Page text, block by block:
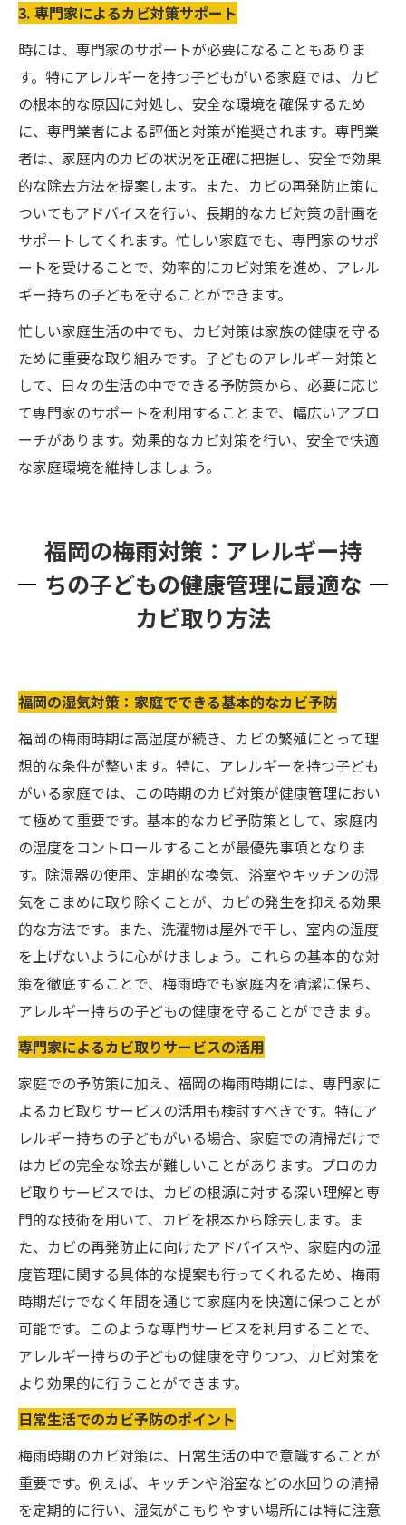
3. 専門家によるカビ対策サポート
時には、専門家のサポートが必要になることもありま
す。特にアレルギーを持つ子どもがいる家庭では、カビ
の根本的な原因に対処し、安全な環境を確保するため
に、専門業者による評価と対策が推奨されます。専門業
者は、家庭内のカビの状況を正確に把握し、安全で効果
的な除去方法を提案します。また、カビの再発防止策に
ついてもアドバイスを行い、長期的なカビ対策の計画を
サポートしてくれます。忙しい家庭でも、専門家のサポ
ートを受けることで、効率的にカビ対策を進め、アレル
ギー持ちの子どもを守ることができます。
忙しい家庭生活の中でも、カビ対策は家族の健康を守る
ために重要な取り組みです。子どものアレルギー対策と
して、日々の生活の中でできる予防策から、必要に応じ
て専門家のサポートを利用することまで、幅広いアプロ
ーチがあります。効果的なカビ対策を行い、安全で快適
な家庭環境を維持しましょう。
福岡の梅雨対策：アレルギー持
ちの子どもの健康管理に最適な
カビ取り方法
福岡の湿気対策：家庭でできる基本的なカビ予防
福岡の梅雨時期は高湿度が続き、カビの繁殖にとって理
想的な条件が整います。特に、アレルギーを持つ子ども
がいる家庭では、この時期のカビ対策が健康管理におい
て極めて重要です。基本的なカビ予防策として、家庭内
の湿度をコントロールすることが最優先事項となりま
す。除湿器の使用、定期的な換気、浴室やキッチンの湿
気をこまめに取り除くことが、カビの発生を抑える効果
的な方法です。また、洗濯物は屋外で干し、室内の湿度
を上げないように心がけましょう。これらの基本的な対
策を徹底することで、梅雨時でも家庭内を清潔に保ち、
アレルギー持ちの子どもの健康を守ることができます。
専門家によるカビ取りサービスの活用
家庭での予防策に加え、福岡の梅雨時期には、専門家に
よるカビ取りサービスの活用も検討すべきです。特にア
レルギー持ちの子どもがいる場合、家庭での清掃だけで
はカビの完全な除去が難しいことがあります。プロのカ
ビ取りサービスでは、カビの根源に対する深い理解と専
門的な技術を用いて、カビを根本から除去します。ま
た、カビの再発防止に向けたアドバイスや、家庭内の湿
度管理に関する具体的な提案も行ってくれるため、梅雨
時期だけでなく年間を通じて家庭内を快適に保つことが
可能です。このような専門サービスを利用することで、
アレルギー持ちの子どもの健康を守りつつ、カビ対策を
より効果的に行うことができます。
日常生活でのカビ予防のポイント
梅雨時期のカビ対策は、日常生活の中で意識することが
重要です。例えば、キッチンや浴室などの水回りの清掃
を定期的に行い、湿気がこもりやすい場所には特に注意